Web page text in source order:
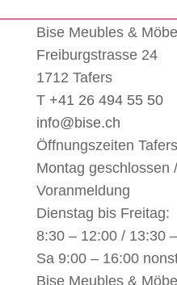
Bise Meubles &
Freiburgstrasse 24
1712 Tafers
T +41 26 494 55 50
info@bise.ch
Öffnungszeiten Tafers
Montag geschlossen
Voranmeldung
Dienstag bis Freitag:
8:30 – 12:00 / 13:30
Sa 9:00 – 16:00
Bise Meubles &